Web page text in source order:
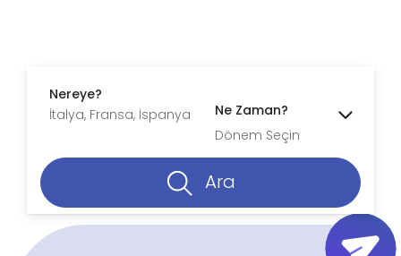
Nereye?
Ne Zaman?
Dönem Seçin
Ara